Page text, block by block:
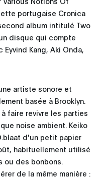
portugaise Cronica
album intitulé Two
disque qui compte
Kang, Aki Onda,
artiste sonore et
basée à Brooklyn.
faire revivre les parties
noise ambient. Keiko
d'un petit papier
habituellement utilisé
ou des bonbons.
de la même manière :